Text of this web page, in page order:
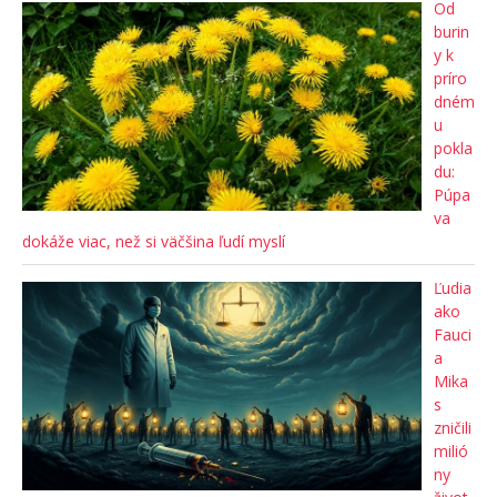
Od
burin
y k
príro
dném
u
pokla
du:
Púpa
va
dokáže viac, než si väčšina ľudí myslí
Ľudia
ako
Fauci
a
Mika
s
zničili
milió
ny